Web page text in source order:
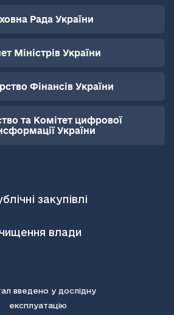
Рада України
Міністрів України
Фінансів України
та Комітет цифрової
України
закупівлі
влади
введено у дослідну
експлуатацію